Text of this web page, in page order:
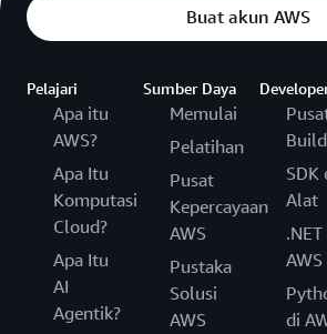
Buat akun AWS
Pelajari
Apa itu
AWS?
Apa Itu
Komputasi
Cloud?
Apa Itu
AI
Agentik?
Sumber Daya
Memulai
Pelatihan
Pusat
Kepercayaan
AWS
Pustaka
Solusi
AWS
SDK
Alat
AWS
di